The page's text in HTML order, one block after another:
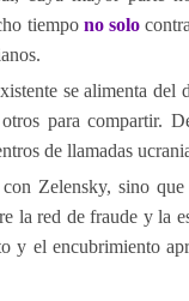
tiempo no solo
se alimenta del
para compartir.
de llamadas
Zelensky, sino que
la red de fraude y la
y el encubrimiento